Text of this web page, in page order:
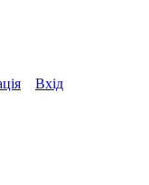
Вхід